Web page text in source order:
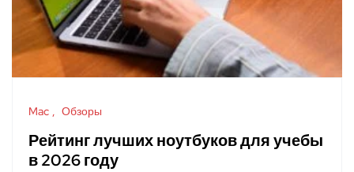
Mac Обзоры
Рейтинг лучших ноутбуков для учебы
в 2026 году